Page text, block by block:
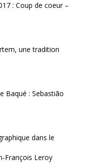
: Coup de coeur –
une tradition
Baqué : Sebastião
dans le
François Leroy